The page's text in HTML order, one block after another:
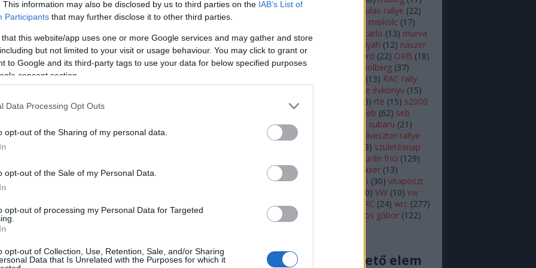
This information may also be disclosed by us to third parties on the IAB’s List of
Participants that may further disclose it to other third parties.
that this website/app uses one or more Google services and may gather and store
but not limited to your visit or usage behaviour. You may click to grant or
to Google and its third-party tags to use your data for below specified purposes
consent section.
Data Processing Opt Outs
opt-out of the Sharing of my personal data.
opt-out of the Sale of my Personal Data.
opt-out of processing my Personal Data for Targeted
opt-out of Collection, Use, Retention, Sale, and/or Sharing
Data that Is Unrelated with the Purposes for which it
derül ki. Sok videó összenézése után majd
csak tippelni lehet abból, hogy hátulról égett ki a
mikkelsen (11) mikulas rallye (22)
miskolc (17)
mnasz
monte monte carlo (13) murva
( 13) nap képe (27) nasser al attiyah (12) nászer
el attija (11) neuville onboard (22) ORB (18)
orb (179) ott tanak petter solberg (37)
(13) RAC rally
rallye évkönyv (15)
11) 10) rte (15) s2000
sajtóközlemény seb loeb (62) seb
(66) skoda subaru (21 )
suzuki
10 swedish rally
szilveszter rallye
13) születésnap
turán frici (129)
turán motorsport
vargagixxxer (13)
veszprém (22) videó (30) vitaposzt
10) VW (10) vw
motorsport ( WRC (24) wrc (277)
WRC2
11 Zsiros Gabi zsiros gábor (122)
Nincs megjeleníthető elem